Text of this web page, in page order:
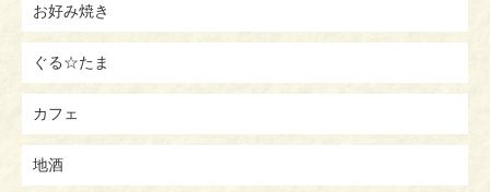
お好み焼き
ぐる☆たま
カフェ
地酒